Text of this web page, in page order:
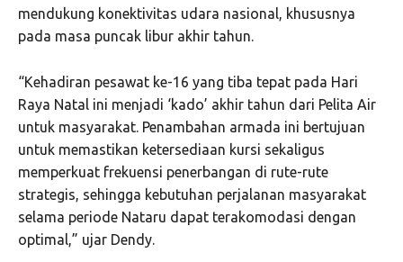
mendukung konektivitas udara nasional, khususnya
pada masa puncak libur akhir tahun.
“Kehadiran pesawat ke-16 yang tiba tepat pada Hari
Raya Natal ini menjadi ‘kado’ akhir tahun dari Pelita Air
untuk masyarakat. Penambahan armada ini bertujuan
untuk memastikan ketersediaan kursi sekaligus
memperkuat frekuensi penerbangan di rute-rute
strategis, sehingga kebutuhan perjalanan masyarakat
selama periode Nataru dapat terakomodasi dengan
optimal,” ujar Dendy.